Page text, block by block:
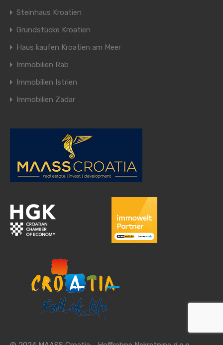
Steinhaus Kroatien
Grundstücke Kroatien
Haus kaufen Kroatien am Meer
Immobilien Rab
Immobilien Istrien
Immobilien Zadar